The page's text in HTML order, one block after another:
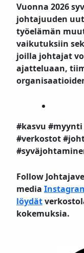
Vuonna 2026
johtajuuden
työelämän
vaikutuksiin
joilla johtajat
ajatteluaan,
#kasvu
#verkostot
Follow
media
löydät
kokemuksia.